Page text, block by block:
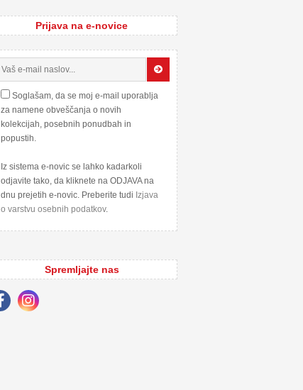
Prijava na e-novice
Soglašam, da se moj e-mail uporablja
za namene obveščanja o novih
kolekcijah, posebnih ponudbah in
popustih.
Iz sistema e-novic se lahko kadarkoli
odjavite tako, da kliknete na ODJAVA na
dnu prejetih e-novic. Preberite tudi Izjava
o varstvu osebnih podatkov.
Spremljajte nas